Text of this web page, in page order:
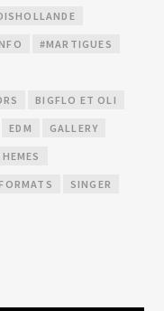
#MARTIGUES
BIGFLO ET OLI
EDM GALLERY
SINGER